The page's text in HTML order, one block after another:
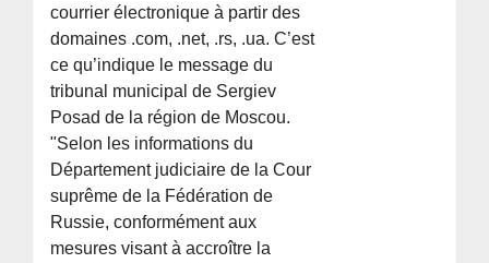
courrier électronique à partir des
domaines .com, .net, .rs, .ua. C’est
ce qu’indique le message du
tribunal municipal de Sergiev
Posad de la région de Moscou.
"Selon les informations du
Département judiciaire de la Cour
suprême de la Fédération de
Russie, conformément aux
mesures visant à accroître la